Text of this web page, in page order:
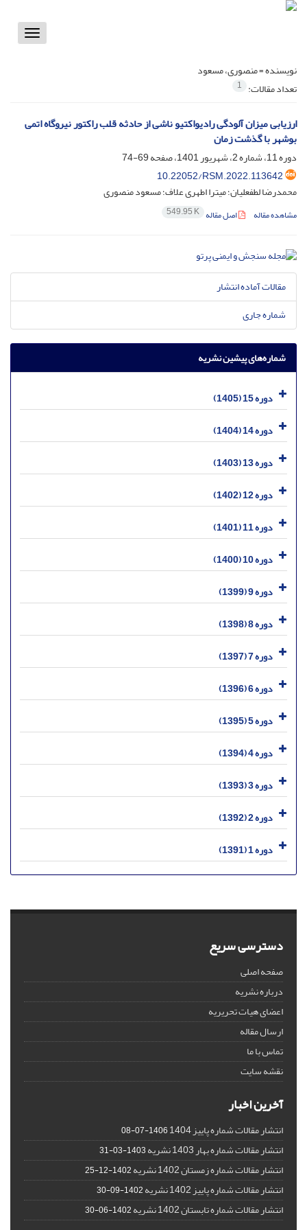
Toggle
نویسنده =منصوری، مسعود
تعداد مقالات: 1
ارزیابی میزان آلودگی رادیواکتیو ناشی از حادثه قلب راکتور نیروگاه اتمی
بوشهر با گذشت زمان
دوره 11، شماره 2، شهریور 1401، صفحه
69-74
10.22052/RSM.2022.113642
محمدرضا لطفعلیان؛ میترا اطهری علاف؛ مسعود منصوری
مشاهده مقاله اصل مقاله 549.95 K
مقالات آماده انتشار
شماره جاری
شماره‌های پیشین نشریه
دوره 15 (1405)
دوره 14 (1404)
دوره 13 (1403)
دوره 12 (1402)
دوره 11 (1401)
دوره 10 (1400)
دوره 9 (1399)
دوره 8 (1398)
دوره 7 (1397)
دوره 6 (1396)
دوره 5 (1395)
دوره 4 (1394)
دوره 3 (1393)
دوره 2 (1392)
دوره 1 (1391)
دسترسی سریع
صفحه اصلی
درباره نشریه
اعضای هیات تحریریه
ارسال مقاله
تماس با ما
نقشه سایت
آخرین اخبار
انتشار مقالات شماره پاییز 1404 1406-07-08
انتشار مقالات شماره بهار 1403 نشریه 1403-03-31
انتشار مقالات شماره زمستان 1402 نشریه 1402-12-25
انتشار مقالات شماره پاییز 1402 نشریه 1402-09-30
انتشار مقالات شماره تابستان 1402 نشریه 1402-06-30